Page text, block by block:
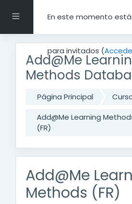
Panel lateralEn este momento
para invitados (
Add@Me
Methods
Página Principal
Add@Me Learning
(FR)
Add@Me
Methods (FR)